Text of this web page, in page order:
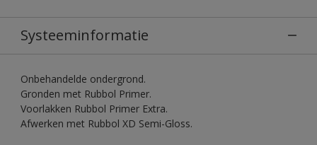
Systeeminformatie
Onbehandelde ondergrond.
Gronden met Rubbol Primer.
Voorlakken Rubbol Primer Extra.
Afwerken met Rubbol XD Semi-Gloss.